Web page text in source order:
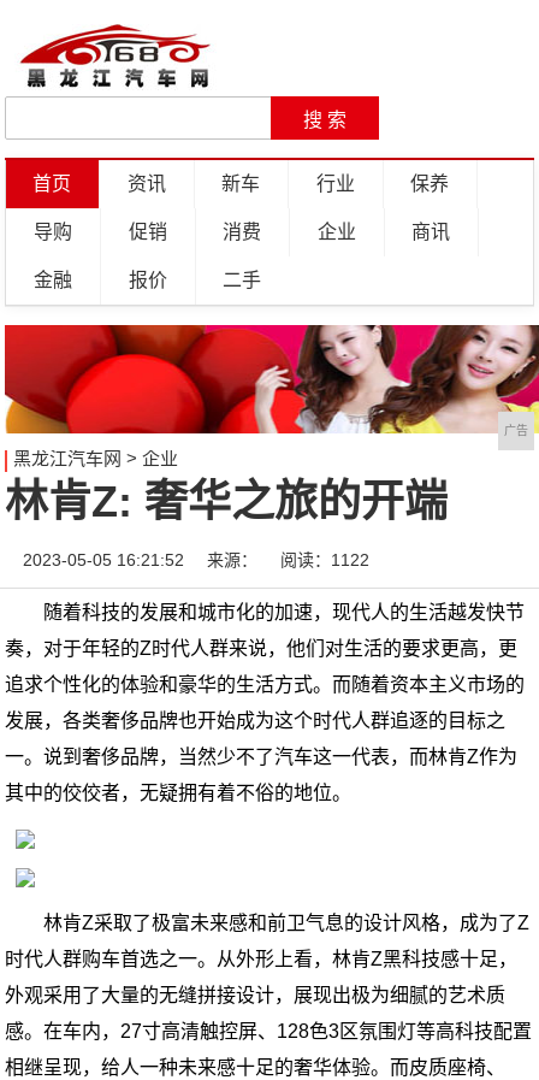
首页 资讯 新车 行业 保养
导购 促销 消费 企业 商讯
金融 报价 二手
广告
黑龙江汽车网 > 企业
林肯Z: 奢华之旅的开端
2023-05-05 16:21:52 来源： 阅读：1122
随着科技的发展和城市化的加速，现代人的生活越发快节
奏，对于年轻的Z时代人群来说，他们对生活的要求更高，更
追求个性化的体验和豪华的生活方式。而随着资本主义市场的
发展，各类奢侈品牌也开始成为这个时代人群追逐的目标之
一。说到奢侈品牌，当然少不了汽车这一代表，而林肯Z作为
其中的佼佼者，无疑拥有着不俗的地位。
林肯Z采取了极富未来感和前卫气息的设计风格，成为了Z
时代人群购车首选之一。从外形上看，林肯Z黑科技感十足，
外观采用了大量的无缝拼接设计，展现出极为细腻的艺术质
感。在车内，27寸高清触控屏、128色3区氛围灯等高科技配置
相继呈现，给人一种未来感十足的奢华体验。而皮质座椅、